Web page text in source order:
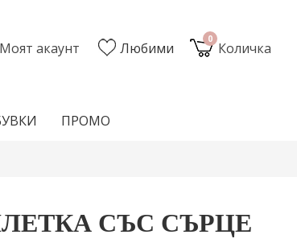
0
Количка
Любими
Моят акаунт
ПРОМО
СЪС СЪРЦЕ